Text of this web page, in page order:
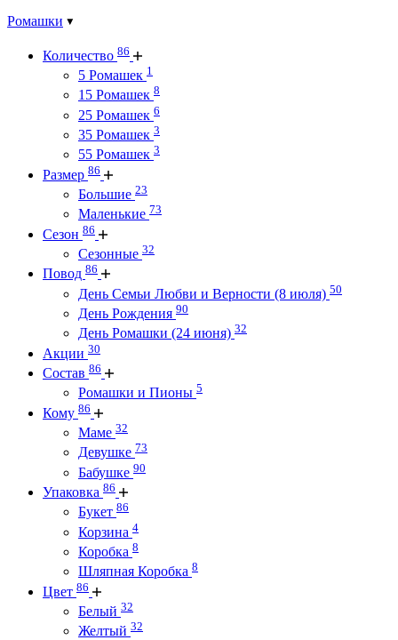
Ромашки
Количество 86
5 Ромашек 1
15 Ромашек 8
25 Ромашек 6
35 Ромашек 3
55 Ромашек 3
Размер 86
Большие 23
Маленькие 73
Сезон 86
Сезонные 32
Повод 86
День Семьи Любви и Верности (8 июля) 50
День Рождения 90
День Ромашки (24 июня) 32
Акции 30
Состав 86
Ромашки и Пионы 5
Кому 86
Маме 32
Девушке 73
Бабушке 90
Упаковка 86
Букет 86
Корзина 4
Коробка 8
Шляпная Коробка 8
Цвет 86
Белый 32
Желтый 32